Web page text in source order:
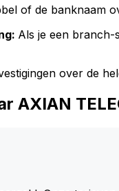
of de banknaam
Als je een
over de
AXIAN